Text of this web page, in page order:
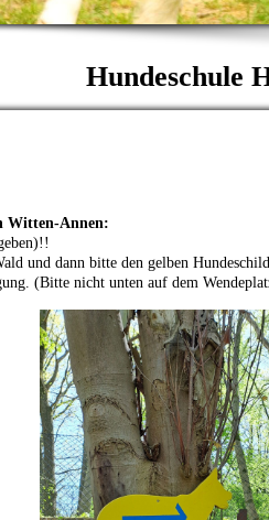
Hundeschule
Witten-Annen:
und dann bitte den gelben
(Bitte nicht unten auf dem